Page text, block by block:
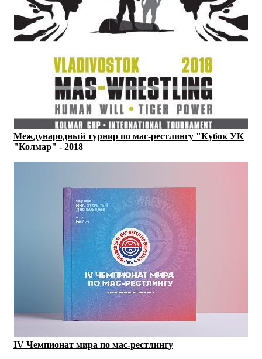
Международный турнир по мас-рестлингу "Кубок УК
"Колмар" - 2018
IV Чемпионат мира по мас-рестлингу